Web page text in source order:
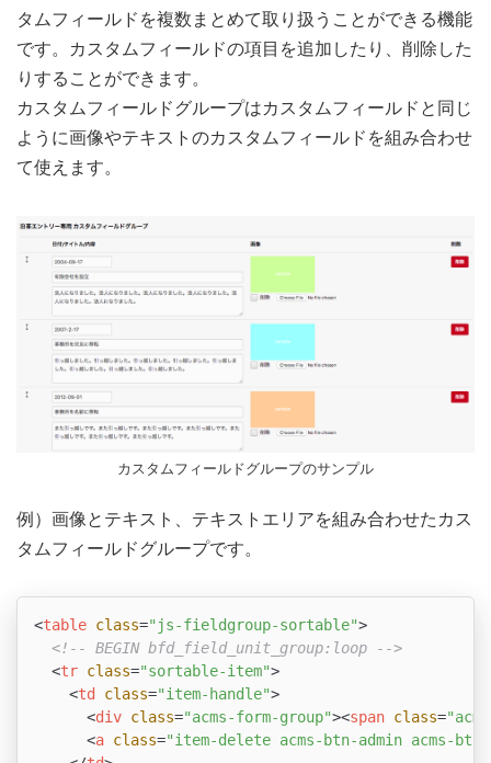
タムフィールドを複数まとめて取り扱うことができる機能
です。カスタムフィールドの項目を追加したり、削除した
りすることができます。
カスタムフィールドグループはカスタムフィールドと同じ
ように画像やテキストのカスタムフィールドを組み合わせ
て使えます。
カスタムフィールドグループのサンプル
例）画像とテキスト、テキストエリアを組み合わせたカス
タムフィールドグループです。
<table class="js-fieldgroup-sortable">
<!-- BEGIN bfd_field_unit_group:loop -->
<tr class="sortable-item">
<td class="item-handle">
<div class="acms-form-group"><span class=
<a class="item-delete acms-btn-admin acms-